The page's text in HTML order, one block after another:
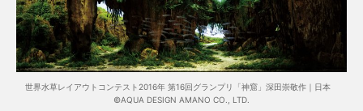
世界水草レイアウトコンテスト2016年 第16回グランプリ「神窟」深田崇敬作｜日本
©AQUA DESIGN AMANO CO., LTD.